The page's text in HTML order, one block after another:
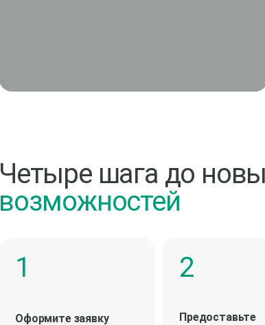
Четыре шага до
возможностей
Оформите заявку
Предоставьте